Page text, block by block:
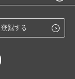
登録する